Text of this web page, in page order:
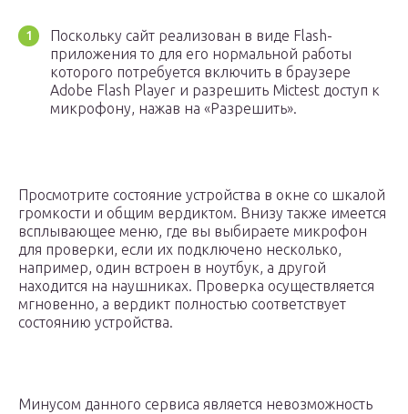
Поскольку сайт реализован в виде Flash-
приложения то для его нормальной работы
которого потребуется включить в браузере
Adobe Flash Player и разрешить Mictest доступ к
микрофону, нажав на «Разрешить».
Просмотрите состояние устройства в окне со шкалой
громкости и общим вердиктом. Внизу также имеется
всплывающее меню, где вы выбираете микрофон
для проверки, если их подключено несколько,
например, один встроен в ноутбук, а другой
находится на наушниках. Проверка осуществляется
мгновенно, а вердикт полностью соответствует
состоянию устройства.
Минусом данного сервиса является невозможность